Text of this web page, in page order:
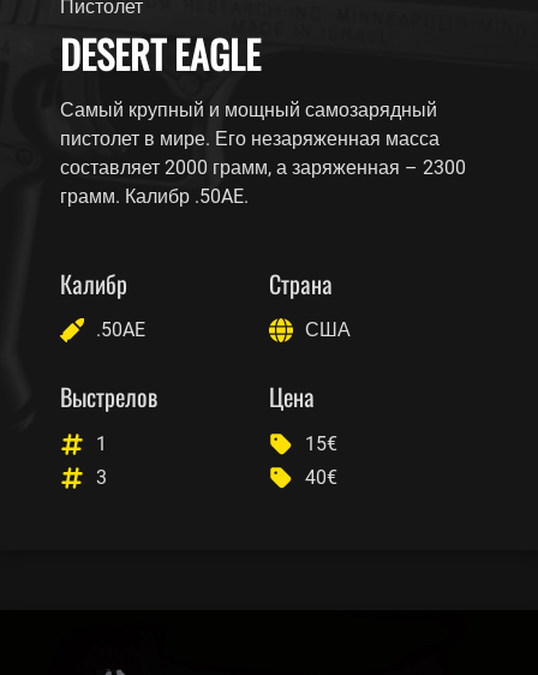
Пистолет
DESERT EAGLE
Самый крупный и мощный самозарядный
пистолет в мире. Его незаряженная масса
составляет 2000 грамм, а заряженная – 2300
грамм. Калибр .50AE.
Калибр
.50AE
Страна
США
Выстрелов
1
3
Цена
15€
40€